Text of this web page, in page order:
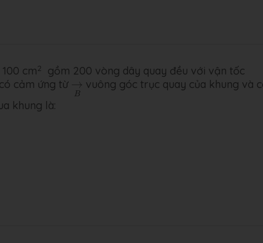
cm2
gồm 200 vòng dây quay đều với vận tốc
cảm ứng từ →
B
→ B
vuông góc trục quay của khung và
khung là: